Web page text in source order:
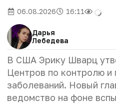
06.08.2026 16:11
Дарья
Лебедева
В США Эрику Шварц
Центров по контролю и
заболеваний. Новый
ведомство на фоне